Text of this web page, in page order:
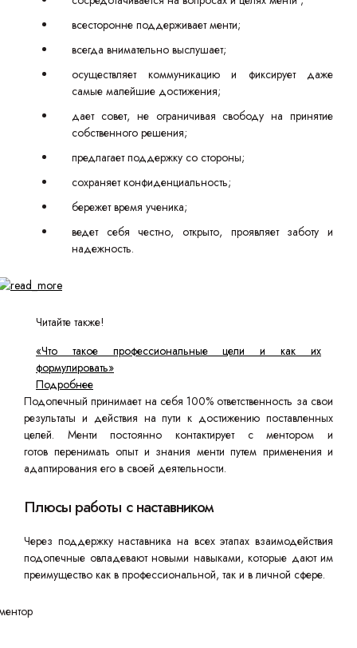
всесторонне поддерживает менти;
всегда внимательно выслушает;
осуществляет коммуникацию и фиксирует даже
самые малейшие достижения;
дает совет, не ограничивая свободу на принятие
собственного решения;
предлагает поддержку со стороны;
сохраняет конфиденциальность;
бережет время ученика;
ведет себя честно, открыто, проявляет заботу и
надежность.
Читайте также!
«Что такое профессиональные цели и как их
формулировать»
Подробнее
Подопечный принимает на себя 100% ответственность за свои
результаты и действия на пути к достижению поставленных
целей. Менти постоянно контактирует с ментором и
готов перенимать опыт и знания менти путем применения и
адаптирования его в своей деятельности.
Плюсы работы с наставником
Через поддержку наставника на всех этапах взаимодействия
подопечные овладевают новыми навыками, которые дают им
преимущество как в профессиональной, так и в личной сфере.